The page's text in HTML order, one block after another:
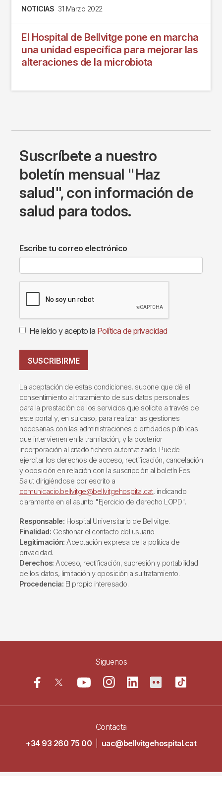
NOTICIAS 31 Marzo 2022
El Hospital de Bellvitge pone en marcha
una unidad específica para mejorar las
alteraciones de la microbiota
Suscríbete a nuestro
boletín mensual "Haz
salud", con información de
salud para todos.
Escribe tu correo electrónico
He leído y acepto la Política de privacidad
SUSCRIBIRME
La aceptación de estas condiciones, supone que dé el
consentimiento al tratamiento de sus datos personales
para la prestación de los servicios que solicite a través de
este portal y, en su caso, para realizar las gestiones
necesarias con las administraciones o entidades públicas
que intervienen en la tramitación, y la posterior
incorporación al citado fichero automatizado. Puede
ejercitar los derechos de acceso, rectificación, cancelación
y oposición en relación con la suscripción al boletín Fes
Salut dirigiéndose por escrito a
comunicacio.bellvitge@bellvitgehospital.cat, indicando
claramente en el asunto "Ejercicio de derecho LOPD".
Responsable: Hospital Universitario de Bellvitge.
Finalidad: Gestionar el contacto del usuario
Legitimación: Aceptación expresa de la política de
privacidad.
Derechos: Acceso, rectificación, supresión y portabilidad
de los datos, limitación y oposición a su tratamiento.
Procedencia: El propio interesado.
Siguenos
Contacta
+34 93 260 75 00
uac@bellvitgehospital.cat